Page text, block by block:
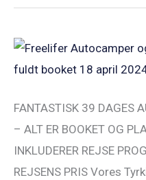
FANTASTISK 39 DAGES
– ALT ER BOOKET OG
INKLUDERER REJSE
REJSENS PRIS Vores
Freelifer
Tyrkiet
Rundrejse
18APR24